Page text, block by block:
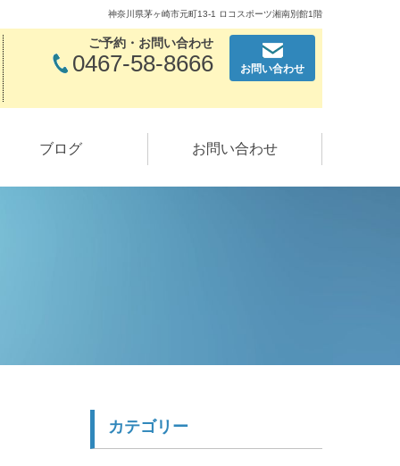
神奈川県茅ヶ崎市元町13-1 ロコスポーツ湘南別館1階
ご予約・お問い合わせ
0467-58-8666 お問い合わせ
ブログ お問い合わせ
カテゴリー